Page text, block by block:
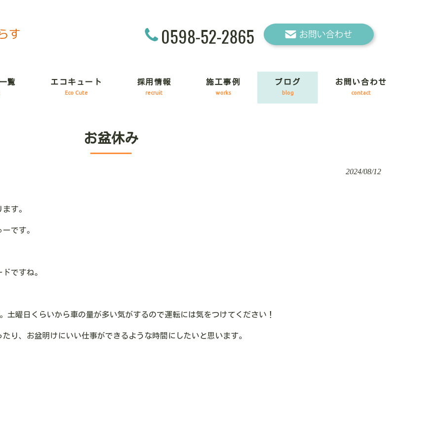
0598-52-2865
覧 エコキュート
Eco Cute
採用情報
recruit
施工事例
works
ブログ
blog
お問い合わせ
contact
お盆休み
2024/08/12
す。
です。
ですね。
土曜日くらいから車の量が多い気がするので運転には気をつけてください！
り、お盆明けにいい仕事ができるような時間にしたいと思います。